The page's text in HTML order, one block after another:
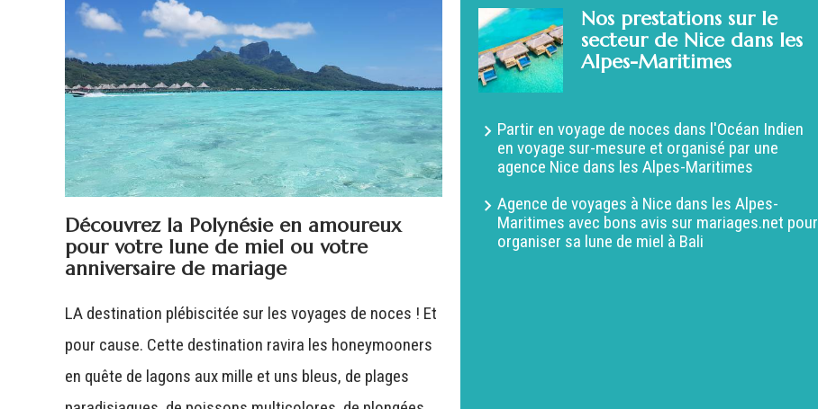
Découvrez la Polynésie en amoureux
pour votre lune de miel ou votre
anniversaire de mariage
LA destination plébiscitée sur les voyages de noces ! Et
pour cause. Cette destination ravira les honeymooners
en quête de lagons aux mille et uns bleus, de plages
Nos prestations sur le
secteur de Nice dans les
Alpes-Maritimes
Partir en voyage de noces dans l'Océan Indien
en voyage sur-mesure et organisé par une
agence Nice dans les Alpes-Maritimes
Agence de voyages à Nice dans les Alpes-
Maritimes avec bons avis sur mariages.net pour
organiser sa lune de miel à Bali